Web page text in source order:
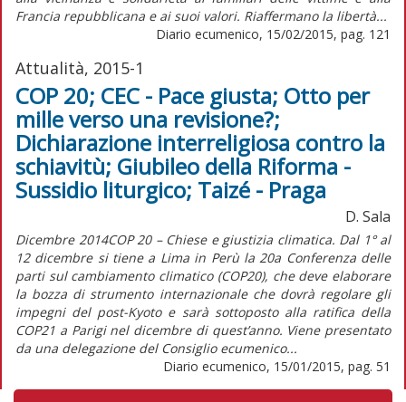
Francia repubblicana e ai suoi valori. Riaffermano la libertà...
Diario ecumenico, 15/02/2015, pag. 121
Attualità, 2015-1
COP 20; CEC - Pace giusta; Otto per
mille verso una revisione?;
Dichiarazione interreligiosa contro la
schiavitù; Giubileo della Riforma -
Sussidio liturgico; Taizé - Praga
D. Sala
Dicembre 2014COP 20 – Chiese e giustizia climatica. Dal 1° al
12 dicembre si tiene a Lima in Perù la 20a Conferenza delle
parti sul cambiamento climatico (COP20), che deve elaborare
la bozza di strumento internazionale che dovrà regolare gli
impegni del post-Kyoto e sarà sottoposto alla ratifica della
COP21 a Parigi nel dicembre di quest’anno. Viene presentato
da una delegazione del Consiglio ecumenico...
Diario ecumenico, 15/01/2015, pag. 51